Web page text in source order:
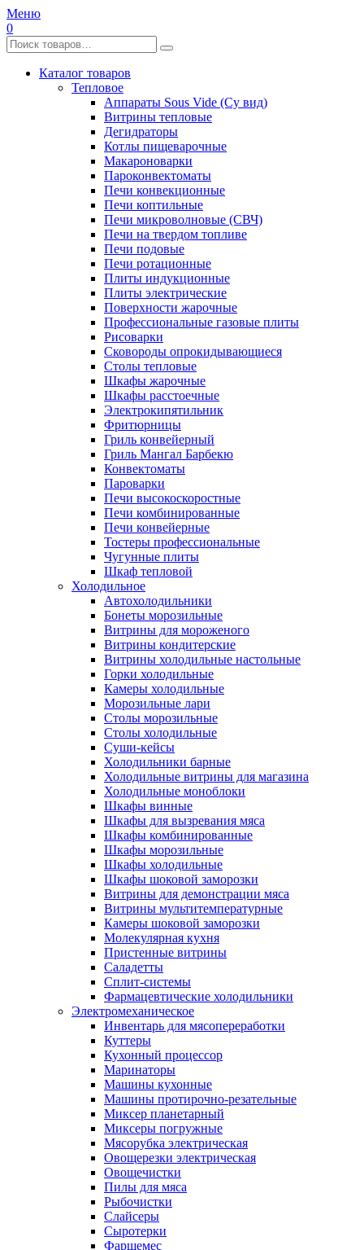
Меню
0
Каталог товаров
Тепловое
Аппараты Sous Vide (Су вид)
Витрины тепловые
Дегидраторы
Котлы пищеварочные
Макароноварки
Пароконвектоматы
Печи конвекционные
Печи коптильные
Печи микроволновые (СВЧ)
Печи на твердом топливе
Печи подовые
Печи ротационные
Плиты индукционные
Плиты электрические
Поверхности жарочные
Профессиональные газовые плиты
Рисоварки
Сковороды опрокидывающиеся
Столы тепловые
Шкафы жарочные
Шкафы расстоечные
Электрокипятильник
Фритюрницы
Гриль конвейерный
Гриль Мангал Барбекю
Конвектоматы
Пароварки
Печи высокоскоростные
Печи комбинированные
Печи конвейерные
Тостеры профессиональные
Чугунные плиты
Шкаф тепловой
Холодильное
Автохолодильники
Бонеты морозильные
Витрины для мороженого
Витрины кондитерские
Витрины холодильные настольные
Горки холодильные
Камеры холодильные
Морозильные лари
Столы морозильные
Столы холодильные
Суши-кейсы
Холодильники барные
Холодильные витрины для магазина
Холодильные моноблоки
Шкафы винные
Шкафы для вызревания мяса
Шкафы комбинированные
Шкафы морозильные
Шкафы холодильные
Шкафы шоковой заморозки
Витрины для демонстрации мяса
Витрины мультитемпературные
Камеры шоковой заморозки
Молекулярная кухня
Пристенные витрины
Саладетты
Сплит-системы
Фармацевтические холодильники
Электромеханическое
Инвентарь для мясопереработки
Куттеры
Кухонный процессор
Маринаторы
Машины кухонные
Машины протирочно-резательные
Миксер планетарный
Миксеры погружные
Мясорубка электрическая
Овощерезки электрическая
Овощечистки
Пилы для мяса
Рыбочистки
Слайсеры
Сыротерки
Фаршемес